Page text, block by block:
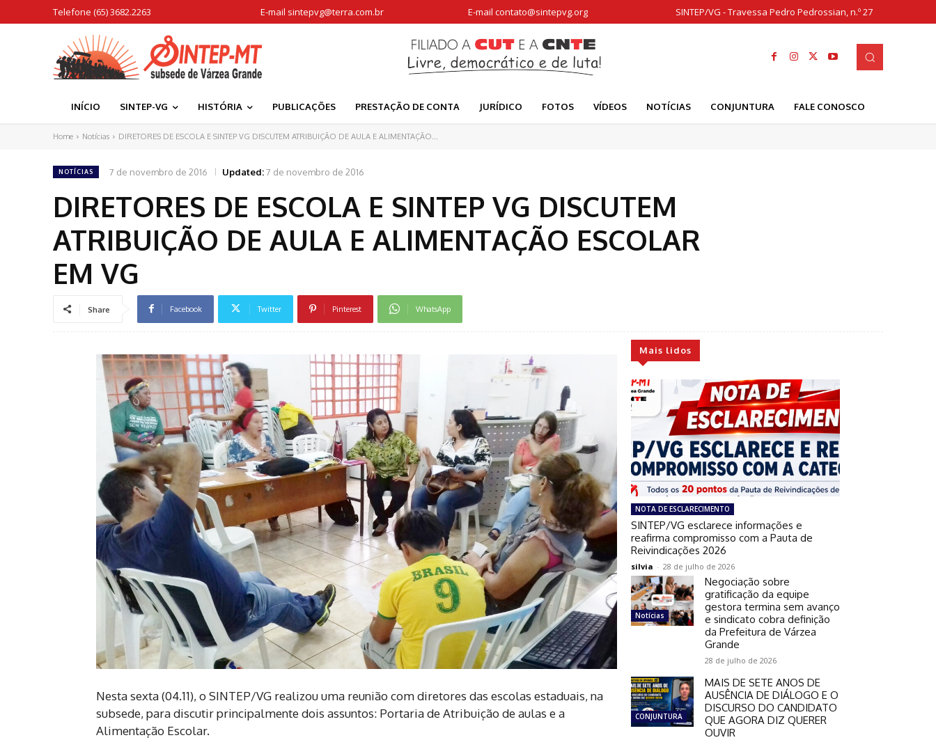
Telefone (65) 3682.2263 E-mail sintepvg@terra.com.br E-mail contato@sintepvg.org SINTEP/VG - Travessa Pedro Pedrossian, n.º 27
INÍCIO SINTEP-VG HISTÓRIA PUBLICAÇÕES PRESTAÇÃO DE CONTA JURÍDICO FOTOS VÍDEOS NOTÍCIAS CONJUNTURA FALE CONOSCO
Home Notícias DIRETORES DE ESCOLA E SINTEP VG DISCUTEM ATRIBUIÇÃO DE AULA E ALIMENTAÇÃO...
NOTÍCIAS 7 de novembro de 2016 Updated:7 de novembro de 2016
DIRETORES DE ESCOLA E SINTEP VG DISCUTEM
ATRIBUIÇÃO DE AULA E ALIMENTAÇÃO ESCOLAR
EM VG
Share Facebook Twitter Pinterest WhatsApp
Nesta sexta (04.11), o SINTEP/VG realizou uma reunião com diretores das escolas estaduais, na
subsede, para discutir principalmente dois assuntos: Portaria de Atribuição de aulas e a
Alimentação Escolar.
Mais lidos
NOTA DE ESCLARECIMENTO
SINTEP/VG esclarece informações e
reafirma compromisso com a Pauta de
Reivindicações 2026
silvia - 28 de julho de 2026
Notícias
Negociação sobre
gratificação da equipe
gestora termina sem avanço
e sindicato cobra definição
da Prefeitura de Várzea
Grande
28 de julho de 2026
CONJUNTURA
MAIS DE SETE ANOS DE
AUSÊNCIA DE DIÁLOGO E O
DISCURSO DO CANDIDATO
QUE AGORA DIZ QUERER
OUVIR